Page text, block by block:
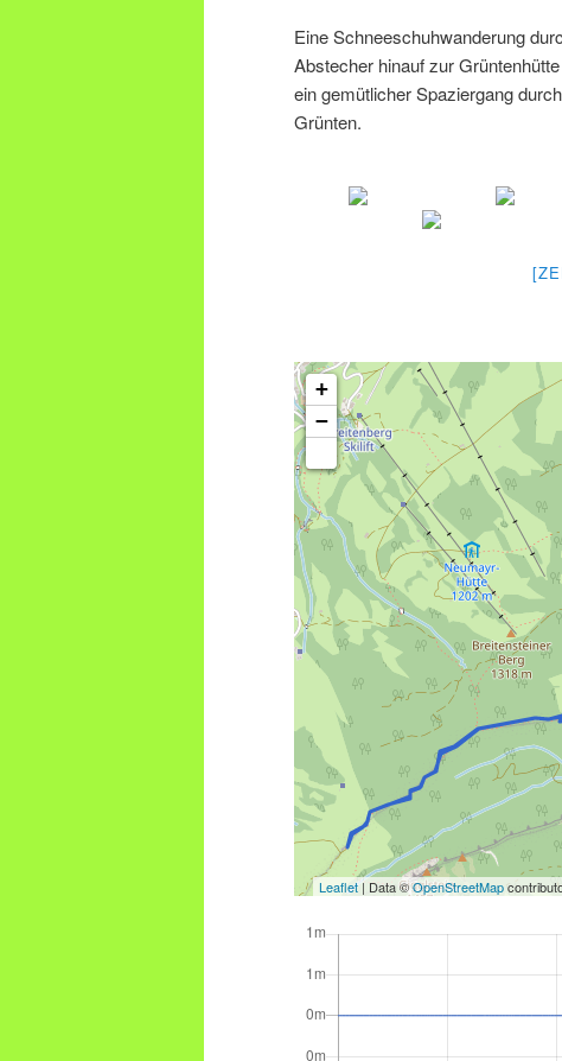
Eine Schneeschuhwanderung
Abstecher hinauf zur
ein gemütlicher Spaziergang
Grünten.
+
−
Leaflet| Data ©OpenStreetMap